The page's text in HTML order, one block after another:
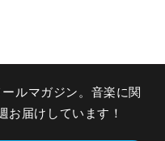
ルマガジン。音楽に関
お届けしています！